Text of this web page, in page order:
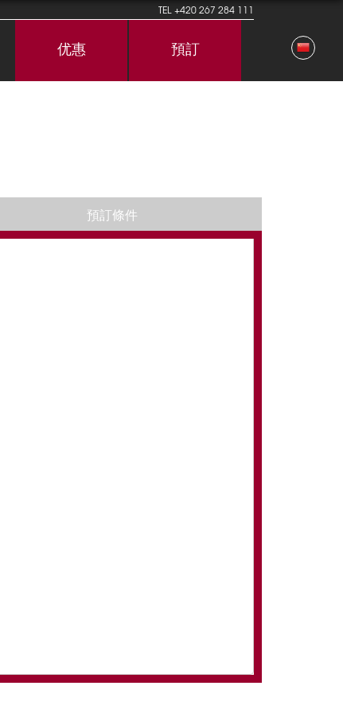
TEL+420 267 284 111
优惠 預訂
預訂條件